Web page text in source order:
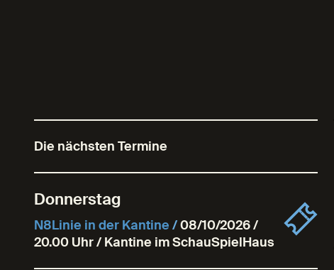
Die nächsten Termine
Donnerstag
N8Linie in der Kantine /08/10/2026 /
20.00 Uhr / Kantine im SchauSpielHaus